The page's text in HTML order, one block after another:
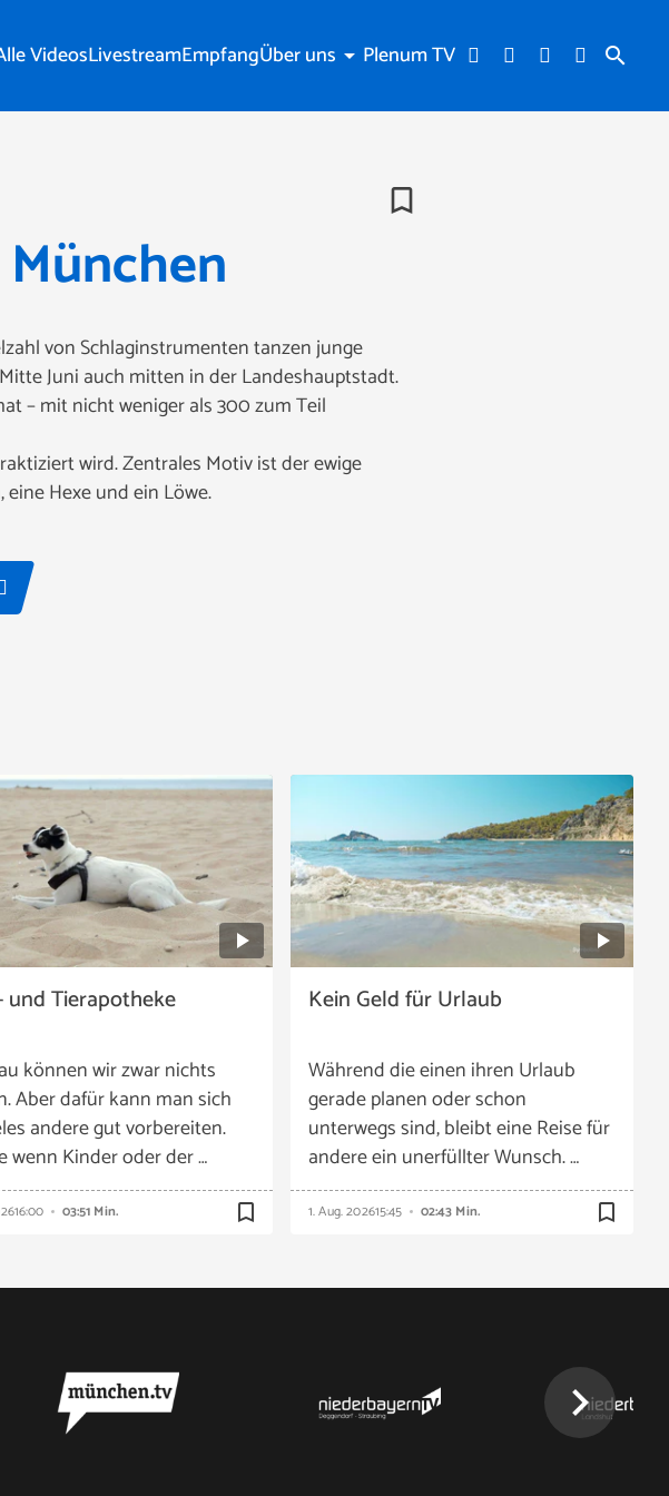
search
VideosLivestreamEmpfangÜber uns arrow_drop_down Plenum TV
bookmark_border
von Schlaginstrumenten tanzen junge
Juni auch mitten in der Landeshauptstadt.
– mit nicht weniger als 300 zum Teil
wird. Zentrales Motiv ist der ewige
Hexe und ein Löwe.
und Tierapotheke
können wir zwar nichts
Aber dafür kann man sich
andere gut vorbereiten.
wenn Kinder oder der …
16:00 03:51 Min. bookmark_border
Kein Geld für Urlaub
Während die einen ihren Urlaub
gerade planen oder schon
unterwegs sind, bleibt eine Reise für
andere ein unerfüllter Wunsch. …
1. Aug. 202615:45 02:43 Min. bookmark_border
chevron_right